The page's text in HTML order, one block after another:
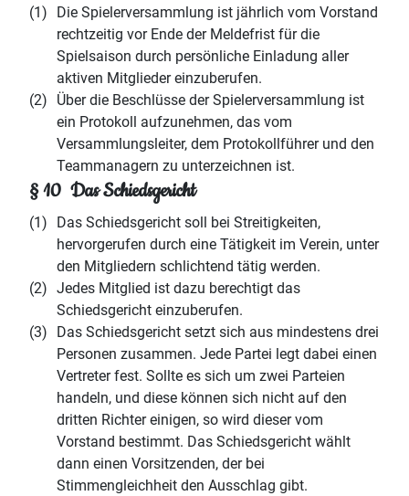
(1)
Die Spielerversammlung ist jährlich vom Vorstand
rechtzeitig vor Ende der Meldefrist für die
Spielsaison durch persönliche Einladung aller
aktiven Mitglieder einzuberufen.
(2)
Über die Beschlüsse der Spielerversammlung ist
ein Protokoll aufzunehmen, das vom
Versammlungsleiter, dem Protokollführer und den
Teammanagern zu unterzeichnen ist.
§ 10 Das Schiedsgericht
(1)
Das Schiedsgericht soll bei Streitigkeiten,
hervorgerufen durch eine Tätigkeit im Verein, unter
den Mitgliedern schlichtend tätig werden.
(2) Jedes Mitglied ist dazu berechtigt das
Schiedsgericht einzuberufen.
(3)
Das Schiedsgericht setzt sich aus mindestens drei
Personen zusammen. Jede Partei legt dabei einen
Vertreter fest. Sollte es sich um zwei Parteien
handeln, und diese können sich nicht auf den
dritten Richter einigen, so wird dieser vom
Vorstand bestimmt. Das Schiedsgericht wählt
dann einen Vorsitzenden, der bei
Stimmengleichheit den Ausschlag gibt.